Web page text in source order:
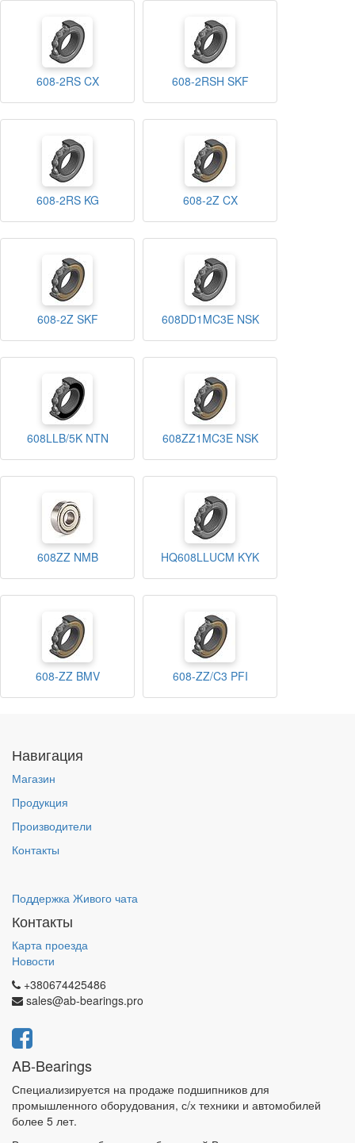
608-2RS CX 608-2RSH SKF
608-2RS KG 608-2Z CX
608-2Z SKF 608DD1MC3E NSK
608LLB/5K NTN 608ZZ1MC3E NSK
608ZZ NMB HQ608LLUCM KYK
608-ZZ BMV 608-ZZ/C3 PFI
Навигация
Магазин
Продукция
Производители
Контакты
Поддержка Живого чата
Контакты
Карта проезда
Новости
+380674425486
sales@ab-bearings.pro
AB-Bearings
Специализируется на продаже подшипников для
промышленного оборудования, с/х техники и автомобилей
более 5 лет.